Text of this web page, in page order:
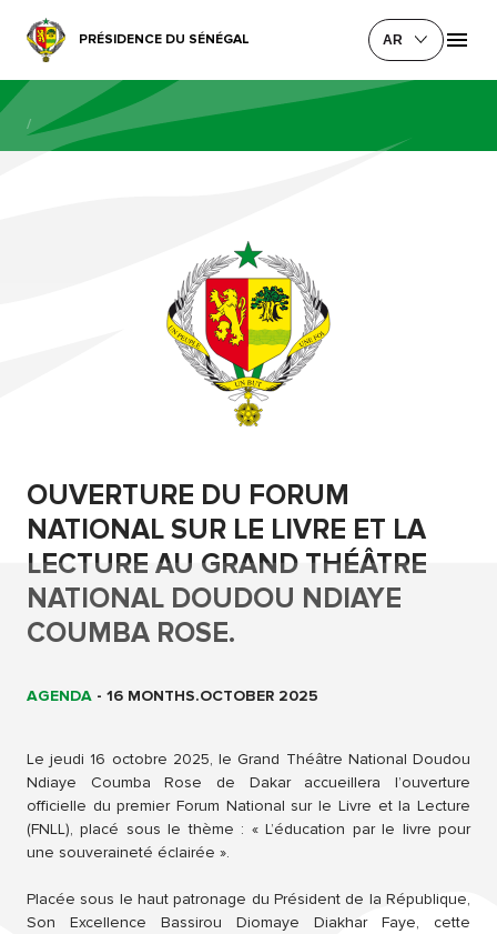
PRÉSIDENCE DU SÉNÉGAL AR
/
OUVERTURE DU FORUM
NATIONAL SUR LE LIVRE ET LA
LECTURE AU GRAND THÉÂTRE
NATIONAL DOUDOU NDIAYE
COUMBA ROSE.
AGENDA - 16 MONTHS.OCTOBER 2025
Le jeudi 16 octobre 2025, le Grand Théâtre National Doudou
Ndiaye Coumba Rose de Dakar accueillera l’ouverture
officielle du premier Forum National sur le Livre et la Lecture
(FNLL), placé sous le thème : « L’éducation par le livre pour
une souveraineté éclairée ».
Placée sous le haut patronage du Président de la République,
Son Excellence Bassirou Diomaye Diakhar Faye, cette